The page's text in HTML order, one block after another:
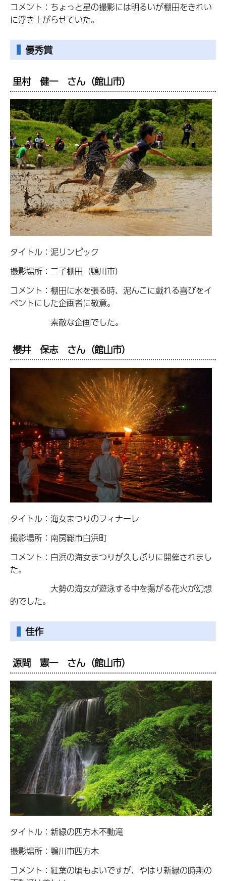
コメント：ちょっと星の撮影には明るいが棚田をきれい
に浮き上がらせていた。
優秀賞
里村 健一 さん（館山市）
タイトル：泥リンピック
撮影場所：二子棚田（鴨川市）
コメント：棚田に水を張る時、泥んこに戯れる喜びをイ
ベントにした企画者に敬意。
素敵な企画でした。
櫻井 保志 さん（館山市）
タイトル：海女まつりのフィナーレ
撮影場所：南房総市白浜町
コメント：白浜の海女まつりが久しぶりに開催されまし
た。
大勢の海女が遊泳する中を揚がる花火が幻想
的でした。
佳作
源間 憲一 さん（館山市）
タイトル：新緑の四方木不動滝
撮影場所：鴨川市四方木
コメント：紅葉の頃もよいですが、やはり新緑の時期の